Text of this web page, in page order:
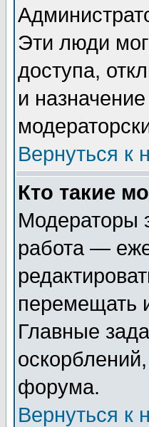
Эти люди
доступа,
и
Вернуться к
Кто такие
Модераторы
работа —
перемещать
Главные
форума.
Вернуться к